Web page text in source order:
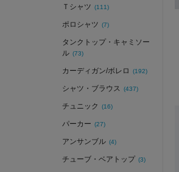
Ｔシャツ (111)
ポロシャツ (7)
タンクトップ・キャミソー
ル (73)
カーディガン/ボレロ (192)
シャツ・ブラウス (437)
チュニック (16)
パーカー (27)
アンサンブル (4)
チューブ・ベアトップ (3)